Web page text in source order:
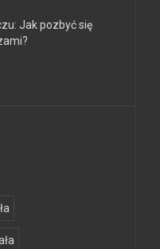
Jak pozbyć się